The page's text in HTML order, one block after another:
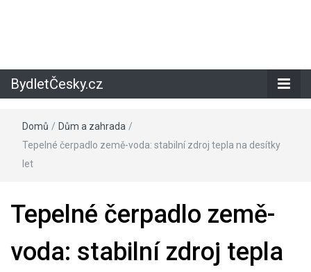
BydletČesky.cz
Domů / Dům a zahrada /
Tepelné čerpadlo země-voda: stabilní zdroj tepla na desítky
let
Tepelné čerpadlo země-
voda: stabilní zdroj tepla